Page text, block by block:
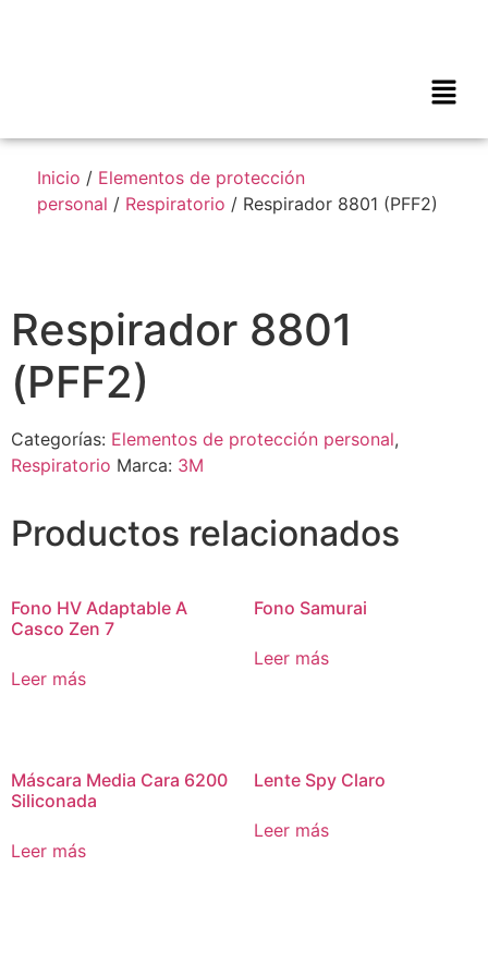
Inicio / Elementos de protección
personal / Respiratorio / Respirador 8801 (PFF2)
Respirador 8801
(PFF2)
Categorías: Elementos de protección personal,
Respiratorio Marca: 3M
Productos relacionados
Fono HV Adaptable A
Casco Zen 7
Leer más
Fono Samurai
Leer más
Máscara Media Cara 6200
Siliconada
Leer más
Lente Spy Claro
Leer más